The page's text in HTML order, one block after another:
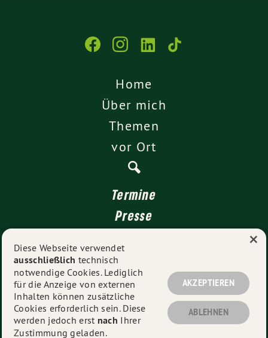
Home
Über mich
Themen
vor Ort
Termine
Presse
Impressum
Datenschutz
© 2026 Sarah Hagmann MdL - Alle Rechte vorbehalten.
Diese Webseite verwendet
ausschließlich technisch
notwendige Cookies. Lediglich
für die Anzeige von externen
Inhalten können zusätzliche
Cookies erforderlich sein. Diese
werden jedoch erst nach Ihrer
Zustimmung geladen.
AKZEPTIEREN
ABLEHNEN
×